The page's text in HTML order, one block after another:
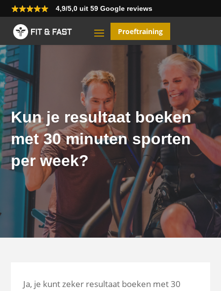
4,9/5,0 uit 59 Google reviews
Proeftraining
Kun je resultaat boeken
met 30 minuten sporten
per week?
Ja, je kunt zeker resultaat boeken met 30